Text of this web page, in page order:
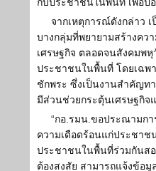
จากเหตุการณ์ดังกล่าว
บางกลุ่มที่พยายามสร้างคว
เศรษฐกิจ ตลอดจนสังคมพ
ประชาชนในพื้นที่ โดยเฉพ
ชักพระ ซึ่งเป็นงานสำคัญ
มีส่วนช่วยกระตุ้นเศรษฐกิจ
“กอ.รมน.ขอประณามกา
ความเดือดร้อนแก่ประชา
ประชาชนในพื้นที่ร่วมกันส
ต้องสงสัย สามารถแจ้งข้อ